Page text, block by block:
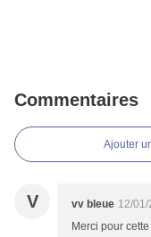
Commentaires
Ajouter
V vv bleue 12/
Merci pour